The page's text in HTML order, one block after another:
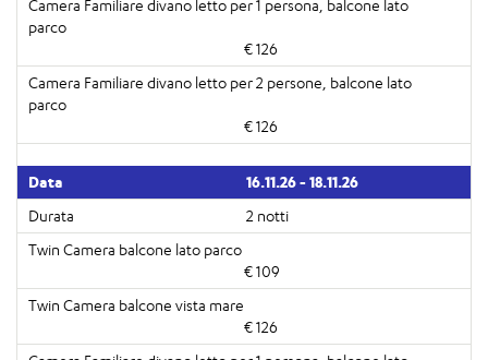
€ 126
€ 126
16.11.26 - 18.11.26
2 notti
€ 109
€ 126